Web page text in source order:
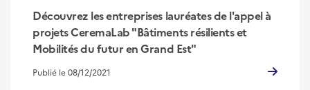
Découvrez les entreprises lauréates de l'appel à
projets CeremaLab "Bâtiments résilients et
Mobilités du futur en Grand Est"
Publié le 08/12/2021